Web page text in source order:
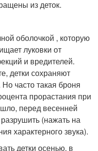
из деток.
оболочкой , которую
луковки от
и вредителей.
детки сохраняют
часто такая броня
прорастания при
перед весенней
(нажать на
характерного звука).
детки осенью, в